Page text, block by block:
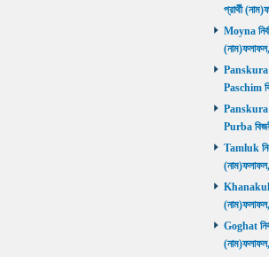
প্রার্থী
Moyna
Panskura
Paschim
Panskura
Purba
Tamluk
Khanakul
Goghat